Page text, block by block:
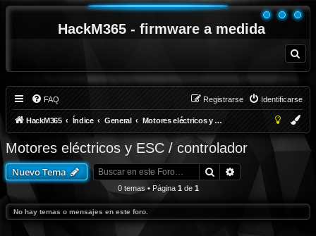
HackM365 - firmware a medida
u
FAQ Identificarse
Registrarse
HackM365 Índice General Motores eléctricos y ESC / controlador
Motores eléctricos y ESC / controlador
Nuevo Tema Buscar
0 temas • Página 1 de 1
No hay temas o mensajes en este foro.